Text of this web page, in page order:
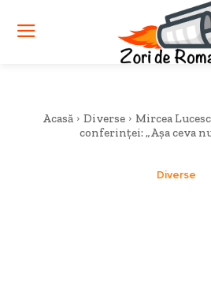
Acasă Diverse
Mircea
conferinței: „Așa ceva
Diverse